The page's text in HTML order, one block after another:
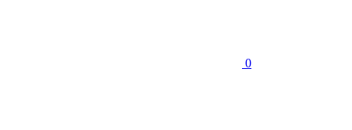
0